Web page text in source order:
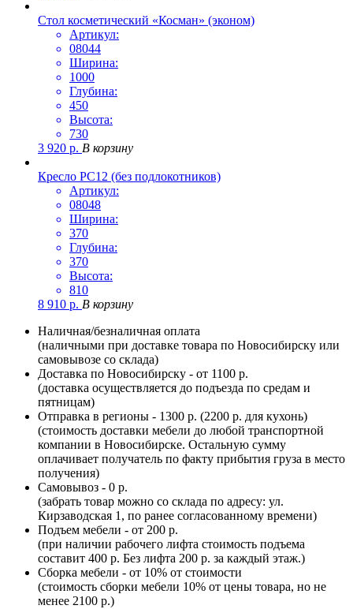
Стол косметический «Косман» (эконом)
Артикул:
08044
Ширина:
1000
Глубина:
450
Высота:
730
3 920 р. В корзину
Кресло РС12 (без подлокотников)
Артикул:
08048
Ширина:
370
Глубина:
370
Высота:
810
8 910 р. В корзину
Наличная/безналичная оплата
(наличными при доставке товара по Новосибирску или
самовывозе со склада)
Доставка по Новосибирску - от 1100 р.
(доставка осуществляется до подъезда по средам и
пятницам)
Отправка в регионы - 1300 р. (2200 р. для кухонь)
(стоимость доставки мебели до любой транспортной
компании в Новосибирске. Остальную сумму
оплачивает получатель по факту прибытия груза в место
получения)
Самовывоз - 0 р.
(забрать товар можно со склада по адресу: ул.
Кирзаводская 1, по ранее согласованному времени)
Подъем мебели - от 200 р.
(при наличии рабочего лифта стоимость подъема
составит 400 р. Без лифта 200 р. за каждый этаж.)
Сборка мебели - от 10% от стоимости
(стоимость сборки мебели 10% от цены товара, но не
менее 2100 р.)